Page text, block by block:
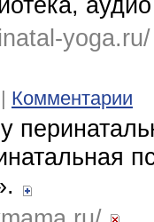
| Комментарии